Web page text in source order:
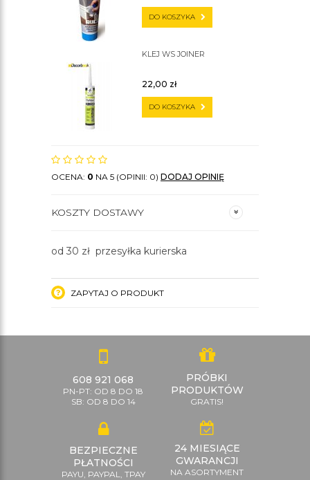
DO KOSZYKA
KLEJ WS JOINER
22,00 zł
DO KOSZYKA
OCENA: 0 NA 5 (OPINII: 0) DODAJ OPINIĘ
KOSZTY DOSTAWY
od 30 zł przesyłka kurierska
ZAPYTAJ O PRODUKT
608 921 068
PN-PT: OD 8 DO 18
SB: OD 8 DO 14
PRÓBKI
PRODUKTÓW
GRATIS!
BEZPIECZNE
PŁATNOŚCI
PAYU, PAYPAL, TPAY
24 MIESIĄCE
GWARANCJI
NA ASORTYMENT